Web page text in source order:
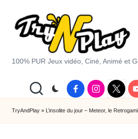
T
y
A
100% PUR Jeux vidéo, Ciné, Animé et
FacebookInstagram
X
|
Twitter
TryAndPlay » L’insolite du jour – Meteor, le